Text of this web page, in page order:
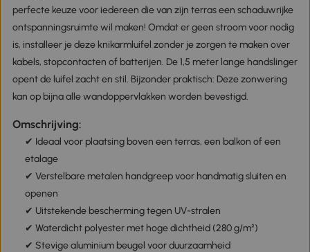
perfecte keuze voor iedereen die van zijn terras een schaduwrijke
ontspanningsruimte wil maken! Omdat er geen stroom voor nodig
is, installeer je deze knikarmluifel zonder je zorgen te maken over
kabels, stopcontacten of batterijen. De 1,5 meter lange handslinger
opent de luifel zacht en stil. Bijzonder praktisch: Deze zonwering
kan op bijna alle wandoppervlakken worden bevestigd.
Omschrijving:
✔ Ideaal voor plaatsing boven een terras, een balkon of een
etalage
✔ Verstelbare metalen handgreep voor handmatig sluiten en
openen
✔ Uitstekende bescherming tegen UV-stralen
✔ Waterdicht polyester met hoge dichtheid (280 g/m²)
✔ Stevige aluminium beugel voor duurzaamheid